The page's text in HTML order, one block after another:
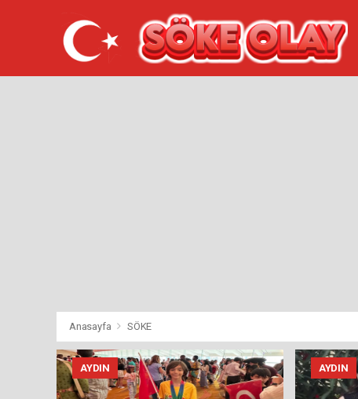
Anasayfa SÖKE
AYDIN AYDIN